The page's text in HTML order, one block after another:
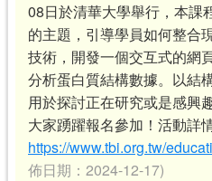
08日於清華大學舉行，本課
的主題，引導學員如何整合
技術，開發一個交互式的網
分析蛋白質結構數據。以結
用於探討正在研究或是感興
大家踴躍報名參加！活動詳
https://www.tbi.org.tw/
佈日期：2024-12-17)